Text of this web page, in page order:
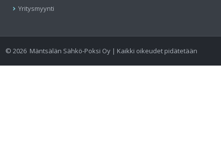
Yritysmyynti
©2026 Mäntsälän Sähkö-Poksi Oy | Kaikki oikeudet pidätetään